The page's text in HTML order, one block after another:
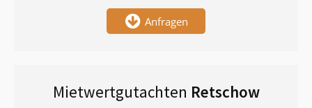
Anfragen
Mietwertgutachten Retschow